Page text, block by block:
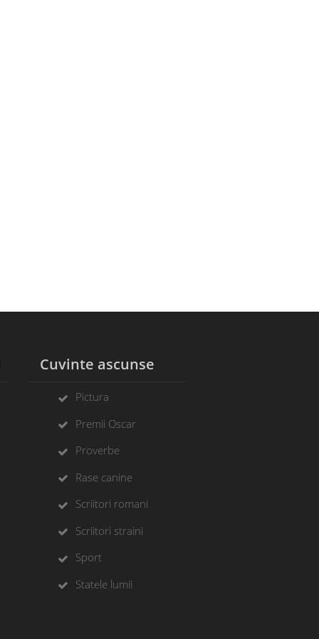
Cuvinte ascunse
Pictura
Premii Oscar
Proverbe
Rase canine
Scriitori romani
Scriitori straini
Sport
Statele lumii